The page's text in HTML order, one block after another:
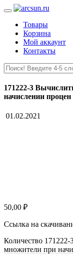
Товары
Корзина
Мой аккаунт
Контакты
171222-3
начислении процен
01.02.2021
50,00 ₽
Ссылка на
Количество
множители при